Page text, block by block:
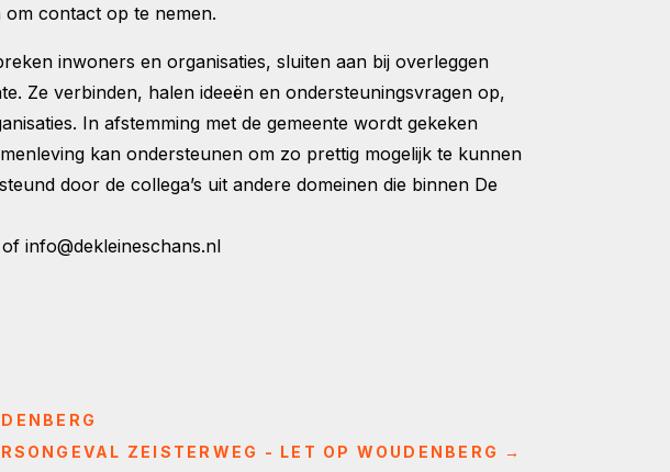
contact op te nemen.
inwoners en organisaties, sluiten aan bij overleggen
Ze verbinden, halen ideeën en ondersteuningsvragen op,
In afstemming met de gemeente wordt gekeken
kan ondersteunen om zo prettig mogelijk te kunnen
door de collega’s uit andere domeinen die binnen De
info@dekleineschans.nl
ZEISTERWEG - LET OP WOUDENBERG →